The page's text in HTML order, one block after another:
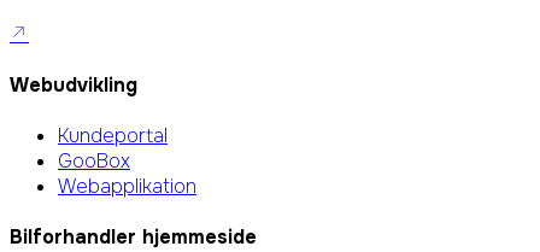
Webudvikling
Kundeportal
GooBox
Webapplikation
Bilforhandler hjemmeside